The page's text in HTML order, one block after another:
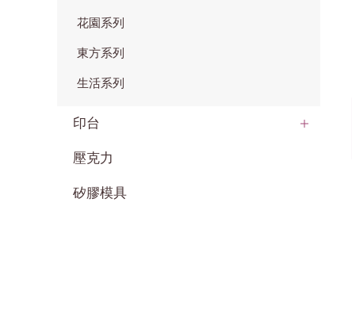
花園系列
東方系列
生活系列
印台
壓克力
矽膠模具